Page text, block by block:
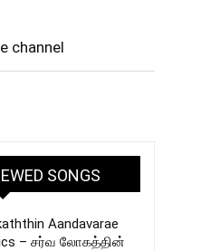
channel
SONGS
Aandavarae
– சர்வ லோகத்தின்